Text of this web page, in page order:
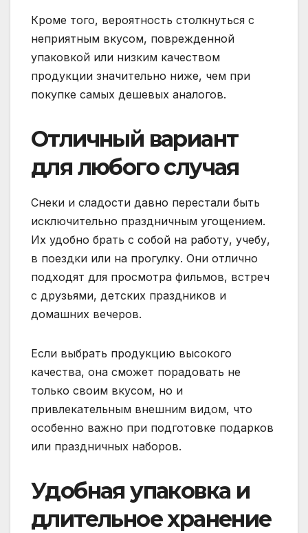
Кроме того, вероятность столкнуться с
неприятным вкусом, поврежденной
упаковкой или низким качеством
продукции значительно ниже, чем при
покупке самых дешевых аналогов.
Отличный вариант
для любого случая
Снеки и сладости давно перестали быть
исключительно праздничным угощением.
Их удобно брать с собой на работу, учебу,
в поездки или на прогулку. Они отлично
подходят для просмотра фильмов, встреч
с друзьями, детских праздников и
домашних вечеров.
Если выбрать продукцию высокого
качества, она сможет порадовать не
только своим вкусом, но и
привлекательным внешним видом, что
особенно важно при подготовке подарков
или праздничных наборов.
Удобная упаковка и
длительное хранение